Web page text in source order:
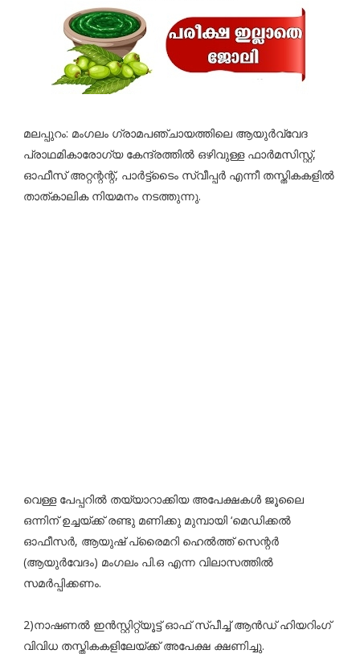
മലപ്പുറം: മംഗലം ഗ്രാമപഞ്ചായത്തിലെ ആയുര്‍വ്വേദ
പ്രാഥമികാരോഗ്യ കേന്ദ്രത്തിൽ ഒഴിവുള്ള ഫാർമസിസ്റ്റ്,
ഓഫീസ് അറ്റന്റന്റ്, പാർട്ട്ടൈം സ്വീപ്പർ എന്നീ തസ്ത‌ികകളില്‍
താത്കാലിക നിയമനം നടത്തുന്നു.
വെള്ള പേപ്പറിൽ തയ്യാറാക്കിയ അപേക്ഷകൾ ജൂലൈ
ഒന്നിന് ഉച്ചയ്ക്ക് രണ്ടു മണിക്കു മുമ്പായി ‘മെഡിക്കൽ
ഓഫീസർ, ആയുഷ് പ്രൈമറി ഹെൽത്ത് സെന്റര്‍
(ആയുർവേദം) മംഗലം പി.ഒ എന്ന വിലാസത്തിൽ
സമർപ്പിക്കണം.
2)നാഷണൽ ഇൻസ്റ്റിറ്റ്യൂട്ട് ഓഫ് സ്പീച്ച് ആൻഡ് ഹിയറിംഗ്
വിവിധ തസ്തികകളിലേയ്ക്ക് അപേക്ഷ ക്ഷണിച്ചു.